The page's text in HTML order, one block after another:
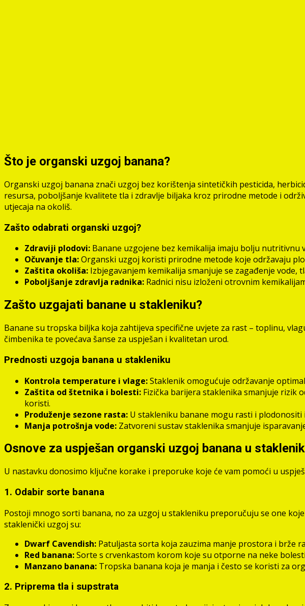
Što je organski uzgoj banana?
Organski uzgoj banana znači uzgoj bez korištenja sintetičkih pesticida,
resursa, poboljšanje kvalitete tla i zdravlje biljaka kroz prirodne metode i
utjecaja na okoliš.
Zašto odabrati organski uzgoj?
Zdraviji plodovi: Banane uzgojene bez kemikalija imaju bolju nutritivnu
Očuvanje tla:Organski uzgoj koristi prirodne metode koje održavaju
Zaštita okoliša: Izbjegavanjem kemikalija smanjuje se zagađenje vode,
Poboljšanje zdravlja radnika: Radnici nisu izloženi otrovnim
Zašto uzgajati banane u stakleniku?
Banane su tropska biljka koja zahtijeva specifične uvjete za rast – toplinu,
čimbenika te povećava šanse za uspješan i kvalitetan urod.
Prednosti uzgoja banana u stakleniku
Kontrola temperature i vlage:Staklenik omogućuje održavanje
Zaštita od štetnika i bolesti: Fizička barijera staklenika smanjuje rizik
koristi.
Produženje sezone rasta: U stakleniku banane mogu rasti i
Manja potrošnja vode: Zatvoreni sustav staklenika smanjuje
Osnove za uspješan organski uzgoj banana u
U nastavku donosimo ključne korake i preporuke koje će vam pomoći u
1. Odabir sorte banana
Postoji mnogo sorti banana, no za uzgoj u stakleniku preporučuju se one
staklenički uzgoj su:
Dwarf Cavendish: Patuljasta sorta koja zauzima manje prostora i brže
Red banana:Sorte s crvenkastom korom koje su otporne na neke
Manzano banana: Tropska banana koja je manja i često se koristi za
2. Priprema tla i supstrata